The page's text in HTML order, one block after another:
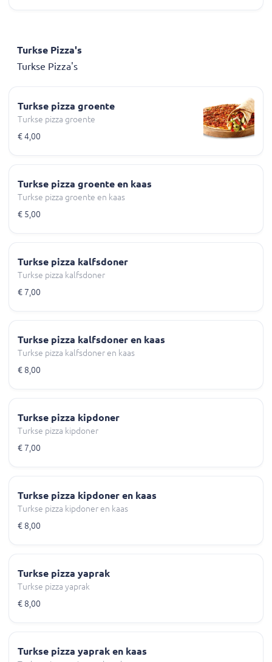
Turkse Pizza's
Turkse Pizza's
Turkse pizza groente
Turkse pizza groente
€ 4,00
Turkse pizza groente en kaas
Turkse pizza groente en kaas
€ 5,00
Turkse pizza kalfsdoner
Turkse pizza kalfsdoner
€ 7,00
Turkse pizza kalfsdoner en kaas
Turkse pizza kalfsdoner en kaas
€ 8,00
Turkse pizza kipdoner
Turkse pizza kipdoner
€ 7,00
Turkse pizza kipdoner en kaas
Turkse pizza kipdoner en kaas
€ 8,00
Turkse pizza yaprak
Turkse pizza yaprak
€ 8,00
Turkse pizza yaprak en kaas